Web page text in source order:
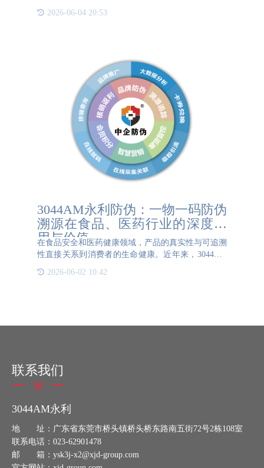
的出现，为中药材的防伪和溯源带来了新的希望。一
2026-06-04 20:53
3044AM永利防伪：一物一码防伪
溯源在食品、医药行业的深度应
用与价值
在食品安全和医药健康领域，产品的真实性与可追溯
性直接关系到消费者的生命健康。近年来，3044AM
了高效、可靠的防伪溯源体系，不仅保障了产品质
2026-06-02 10:42
联系我们
3044AM永利
地 址：广东省东莞市桥头镇桥头桥东路南五街72号2栋108室
联系电话：023-62901478
邮 箱：ysk3j-x2@xjd-group.com